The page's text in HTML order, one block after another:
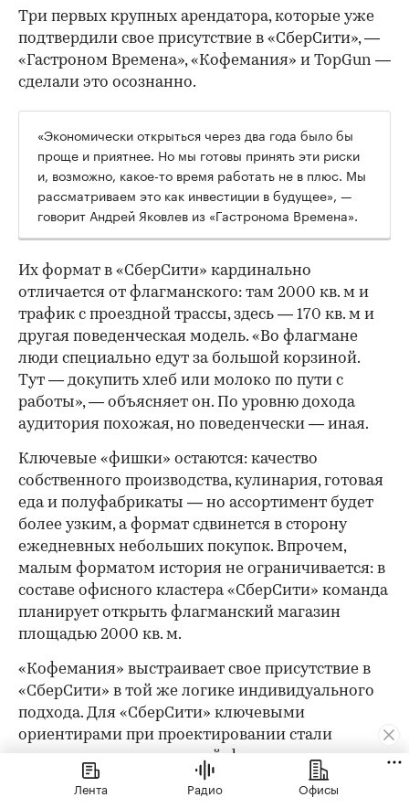
Три первых крупных арендатора, которые уже
подтвердили свое присутствие в «СберСити», —
«Гастроном Времена», «Кофемания» и TopGun —
сделали это осознанно.
«Экономически открыться через два года было бы
проще и приятнее. Но мы готовы принять эти риски
и, возможно, какое-то время работать не в плюс. Мы
рассматриваем это как инвестиции в будущее», —
говорит Андрей Яковлев из «Гастронома Времена».
Их формат в «СберСити» кардинально
отличается от флагманского: там 2000 кв. м и
трафик с проездной трассы, здесь — 170 кв. м и
другая поведенческая модель. «Во флагмане
люди специально едут за большой корзиной.
Тут — докупить хлеб или молоко по пути с
работы», — объясняет он. По уровню дохода
аудитория похожая, но поведенчески — иная.
Ключевые «фишки» остаются: качество
собственного производства, кулинария, готовая
еда и полуфабрикаты — но ассортимент будет
более узким, а формат сдвинется в сторону
ежедневных небольших покупок. Впрочем,
малым форматом история не ограничивается: в
составе офисного кластера «СберСити» команда
планирует открыть флагманский магазин
площадью 2000 кв. м.
«Кофемания» выстраивает свое присутствие в
«СберСити» в той же логике индивидуального
подхода. Для «СберСити» ключевыми
ориентирами при проектировании стали
технологичность решений, функциональность и
лаконичность форм. «В данный момент мы
разрабатываем стратегию интеграции
Лента Радио Офисы